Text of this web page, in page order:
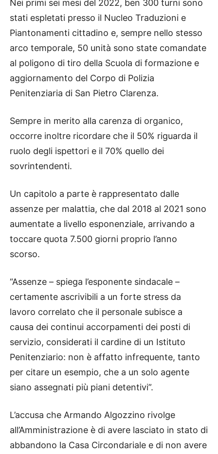
Nei primi sei mesi del 2022, ben 300 turni sono
stati espletati presso il Nucleo Traduzioni e
Piantonamenti cittadino e, sempre nello stesso
arco temporale, 50 unità sono state comandate
al poligono di tiro della Scuola di formazione e
aggiornamento del Corpo di Polizia
Penitenziaria di San Pietro Clarenza.
Sempre in merito alla carenza di organico,
occorre inoltre ricordare che il 50% riguarda il
ruolo degli ispettori e il 70% quello dei
sovrintendenti.
Un capitolo a parte è rappresentato dalle
assenze per malattia, che dal 2018 al 2021 sono
aumentate a livello esponenziale, arrivando a
toccare quota 7.500 giorni proprio l’anno
scorso.
“Assenze – spiega l’esponente sindacale –
certamente ascrivibili a un forte stress da
lavoro correlato che il personale subisce a
causa dei continui accorpamenti dei posti di
servizio, considerati il cardine di un Istituto
Penitenziario: non è affatto infrequente, tanto
per citare un esempio, che a un solo agente
siano assegnati più piani detentivi”.
L’accusa che Armando Algozzino rivolge
all’Amministrazione è di avere lasciato in stato di
abbandono la Casa Circondariale e di non avere